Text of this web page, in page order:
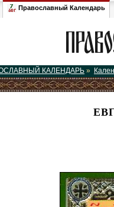
Православный Календарь
КАЛЕНДАРЬ »